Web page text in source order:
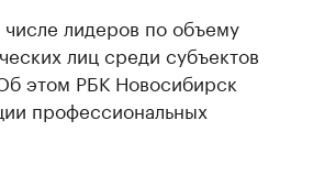
числе лидеров по объему
лиц среди субъектов
этом РБК Новосибирск
профессиональных